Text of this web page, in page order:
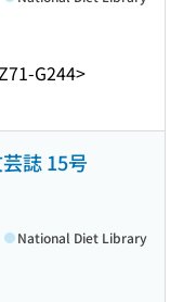
G244>
誌 15号
National Diet Library